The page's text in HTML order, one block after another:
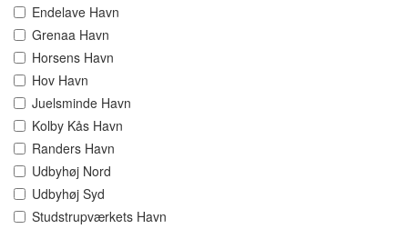
Endelave Havn
Grenaa Havn
Horsens Havn
Hov Havn
Juelsminde Havn
Kolby Kås Havn
Randers Havn
Udbyhøj Nord
Udbyhøj Syd
Studstrupværkets Havn